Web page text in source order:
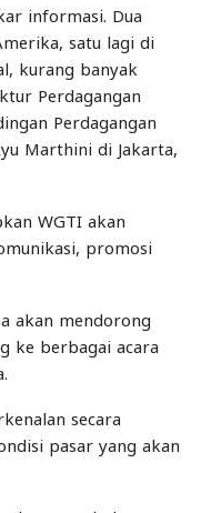
informasi. Dua
satu lagi di
kurang banyak
Perdagangan
Perdagangan
Marthini di Jakarta,
WGTI akan
promosi
akan mendorong
ke berbagai acara
secara
pasar yang akan